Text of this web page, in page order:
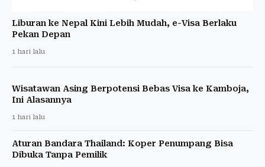
Liburan ke Nepal Kini Lebih Mudah, e-Visa Berlaku
Pekan Depan
1 hari lalu
Wisatawan Asing Berpotensi Bebas Visa ke Kamboja,
Ini Alasannya
1 hari lalu
Aturan Bandara Thailand: Koper Penumpang Bisa
Dibuka Tanpa Pemilik